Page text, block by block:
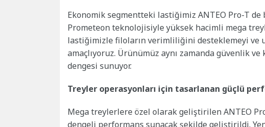
Ekonomik segmentteki lastiğimiz ANTEO Pro-T de
Prometeon teknolojisiyle yüksek hacimli mega
lastiğimizle filoların verimliliğini desteklemeyi ve
amaçlıyoruz. Ürünümüz aynı zamanda güvenlik
dengesi sunuyor.
Treyler operasyonları için tasarlanan güçlü
Mega treylerlere özel olarak geliştirilen ANTEO
dengeli performans sunacak şekilde geliştirildi.